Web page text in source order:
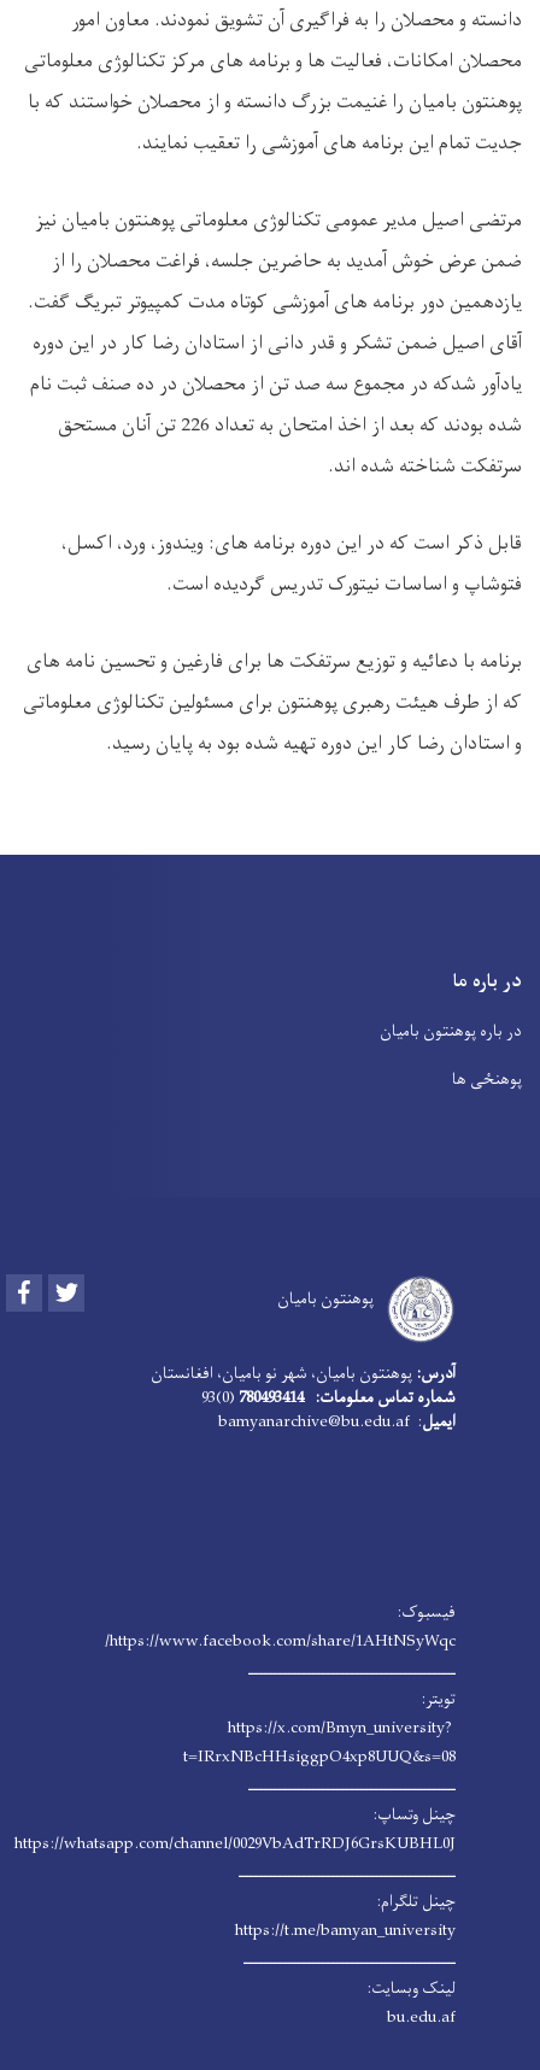
دانسته و محصلان را به فراگیری آن تشویق نمودند. معاون امور
محصلان امکانات، فعالیت ها و برنامه های مرکز تکنالوژی معلوماتی
پوهنتون بامیان را غنیمت بزرگ دانسته و از محصلان خواستند که با
جدیت تمام این برنامه های آموزشی را تعقیب نمایند.
مرتضی اصیل مدیر عمومی تکنالوژی معلوماتی پوهنتون بامیان نیز
ضمن عرض خوش آمدید به حاضرین جلسه، فراغت محصلان را از
یازدهمین دور برنامه های آموزشی کوتاه مدت کمپیوتر تبریگ گفت.
آقای اصیل ضمن تشکر و قدر دانی از استادان رضا کار در این دوره
یادآور شدکه در مجموع سه صد تن از محصلان در ده صنف ثبت نام
شده بودند که بعد از اخذ امتحان به تعداد 226 تن آنان مستحق
سرتفکت شناخته شده اند.
قابل ذکر است که در این دوره برنامه های: ویندوز، ورد، اکسل،
فتوشاپ و اساسات نیتورک تدریس گردیده است.
برنامه با دعائیه و توزیع سرتفکت ها برای فارغین و تحسین نامه های
که از طرف هیئت رهبری پوهنتون برای مسئولین تکنالوژی معلوماتی
و استادان رضا کار این دوره تهیه شده بود به پایان رسید.
در باره ما
در باره پوهنتون بامیان
پوهنځی ها
پوهنتون بامیان Facebook
آدرس: پوهنتون بامیان، شهر نو بامیان، افغانستان
شماره تماس معلومات: 780493414
(0)93
ایمیل: bamyanarchive@bu.edu.af
فیسبوک:
https://www.facebook.com/share/1AHtNSyWqc/
ـــــــــــــــــــــــــــــــــــــــــــ
تویتر:
https://x.com/Bmyn_university?
t=IRrxNBcHHsiggpO4xp8UUQ&s=08
ـــــــــــــــــــــــــــــــــــــــــــ
چینل وتساپ:
https://whatsapp.com/channel/0029VbAdTrRDJ6GrsKUBHL0J
ـــــــــــــــــــــــــــــــــــــــــــــ
چینل تلگرام:
https://t.me/bamyan_university
ــــــــــــــــــــــــــــــــــــــــــــ
لینک وبسایت:
bu.edu.af